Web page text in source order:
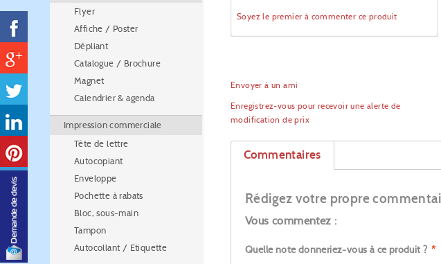
Soyez le premier à commenter ce produit
Envoyer à un ami
Enregistrez-vous pour recevoir une alerte de
modification de prix
Commentaires
Rédigez votre propre
Vous commentez :
Quelle note donneriez-vous à ce produit ? *
Flyer
Affiche / Poster
Dépliant
Catalogue / Brochure
Magnet
Calendrier & agenda
Impression commerciale
Tête de lettre
Autocopiant
Enveloppe
Pochette à rabats
Bloc, sous-main
Tampon
Autocollant / Etiquette